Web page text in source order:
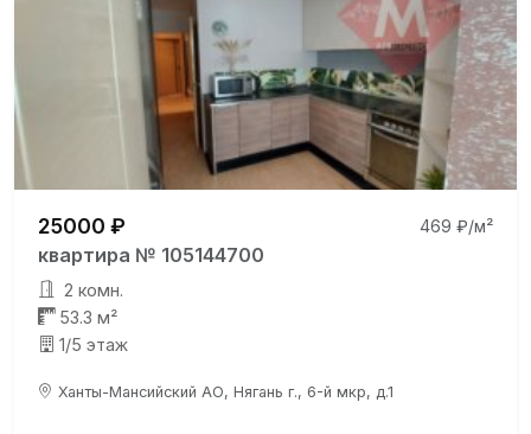
25000 ₽ 469 ₽/м²
квартира № 105144700
2 комн.
53.3 м²
1/5 этаж
Ханты-Мансийский АО, Нягань г., 6-й мкр, д.1